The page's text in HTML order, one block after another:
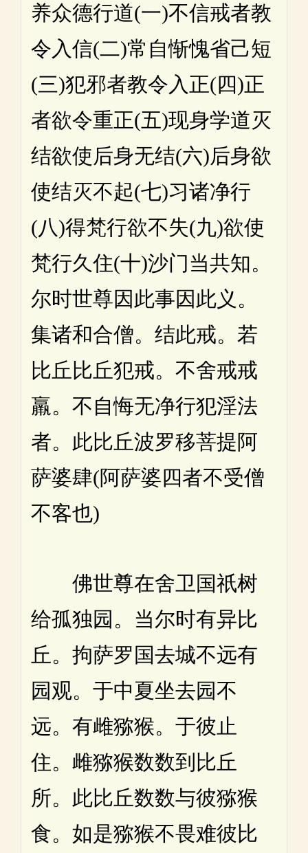
养众德行道(一)不信戒者教
令入信(二)常自惭愧省己短
(三)犯邪者教令入正(四)正
者欲令重正(五)现身学道灭
结欲使后身无结(六)后身欲
使结灭不起(七)习诸净行
(八)得梵行欲不失(九)欲使
梵行久住(十)沙门当共知。
尔时世尊因此事因此义。
集诸和合僧。结此戒。若
比丘比丘犯戒。不舍戒戒
羸。不自悔无净行犯淫法
者。此比丘波罗移菩提阿
萨婆肆(阿萨婆四者不受僧
不客也)
佛世尊在舍卫国祇树
给孤独园。当尔时有异比
丘。拘萨罗国去城不远有
园观。于中夏坐去园不
远。有雌猕猴。于彼止
住。雌猕猴数数到比丘
所。此比丘数数与彼猕猴
食。如是猕猴不畏难彼比